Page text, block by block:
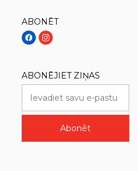
ABONĒT
ABONĒJIET ZIŅAS
Abonēt